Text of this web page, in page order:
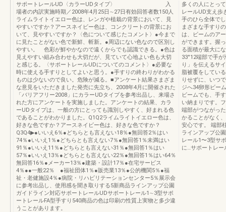
サポートレールUD〈カラーUDタイプ〉 入
場者の内訳実施時期／2008年4月25日∼27日有効回答者数150人
ライムライトイエロー色は、レンガや植栽の背景において、見
やすいですか？アースネイビー色は、コンクリートの背景にお
いて、見やすいですか？〈色について感じたコメント〉●今まで
に見たことがない色で新鮮、斬新。●周辺にない色なので区別し
やすい。 色彩が鮮やかなので遠くからでも認識できる。●色は
見えやすい組み合わせも大切だが、見ていて心地よい色も大切
と感じる。〈サポートレールUDについてのコメント〉●必要な
時に使える手すりとしてよいと思う。●手すりの終わりがわかる
ものは少ないので良い。危険が減る。■アンケート結果さまざま
な意見をいただきました発売に先立ち、2008年4月に開催された
「バリアフリー2008」にカラーUDタイプを参考出品し、来場さ
れた方にアンケートを実施しました。アンケートの結果、カラ
ーUDタイプは、一般の方にとっても識別しやすく、好まれる色
であることがわかりました。Q1Q2ライムライトイエロー色は、
好きな色ですか？アースネイビー色は、好きな色ですか？
Q3Q4▶●いいえ6％●どちらとも言えない18％●無回答2％はい
74％●いいえ1％●どちらとも言えない7％●無回答1％未満はい
91％●いいえ11％●どちらとも言えない31％●無回答1％はい
57％●いいえ13％●どちらとも言えない22％●無回答1％はい64％
無回答16％●メーカー13％●建築・設計17％●在宅サービス
4％●●一般22％ ●福祉団体1％●販売業13％●公的機関5％●福
祉・老健施設4％●病院・リハビリテーションセンター5％展示会
に参考出品し、使用感を聞き取りする5新商品ラインアップ公園
ガイドライン対応サポートレールUDサポートレール1∼3型サポ
ートレールFA型手すり540商品の色は印刷の性質上実物と多少違
うことがあります。
多くの人にとっ
レールUD支え歩
手のひら全体で
まざまな手すり
は、ビームのア
ができます。握
る面積が最大に
33°12端部で手
り」を伝えるサ
脂被覆をしてい
りせずに、いつ
ジへ34卵形ビー
ビームでも、手
い納まりです。
端部がつながっ
かることがなく
安心です。 端部
ラインアップ公
レール1〜3型サ
に…サポートレー